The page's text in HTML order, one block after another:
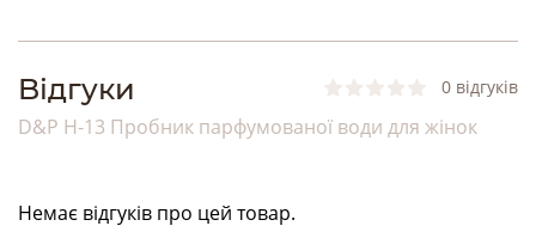
Bідгуки
D&P H-13 Пробник парфумованої води для жінок
0 відгуків
Немає відгуків про цей товар.